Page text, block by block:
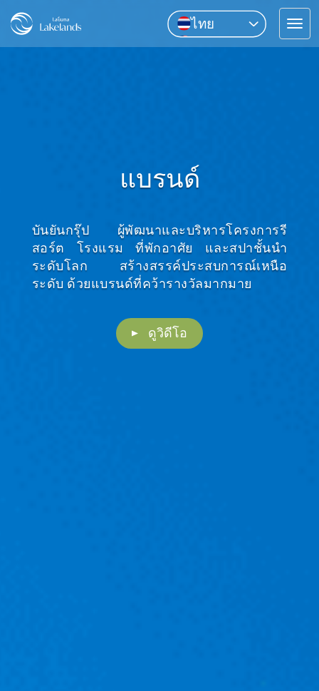
ไทย
English
แบรนด์
บันยันกรุ๊ป ผู้พัฒนาและบริหารโครงการรี
สอร์ต โรงแรม ที่พักอาศัย และสปาชั้นนำ
ระดับโลก สร้างสรรค์ประสบการณ์เหนือ
ระดับ ด้วยแบรนด์ที่คว้ารางวัลมากมาย
ดูวิดีโอ